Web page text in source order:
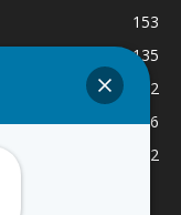
153
135
132
126
122